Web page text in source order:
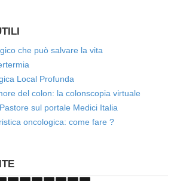
che può salvare la vita
Local Profunda
del colon: la colonscopia virtuale
sul portale Medici Italia
oncologica: come fare ?